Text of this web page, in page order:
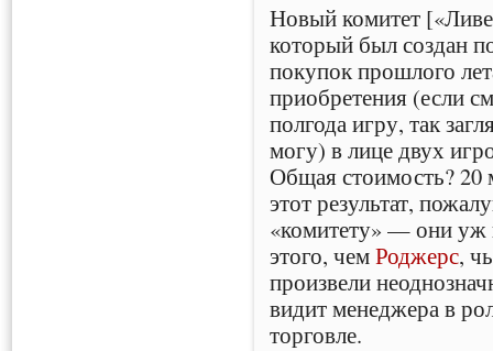
Новый комитет
который был создан
покупок прошлого
приобретения (если
полгода игру, так
могу) в лице двух
Общая стоимость?
этот результат,
«комитету» — они уж
этого, чемРоджерс,
произвели
видит менеджера в
торговле.